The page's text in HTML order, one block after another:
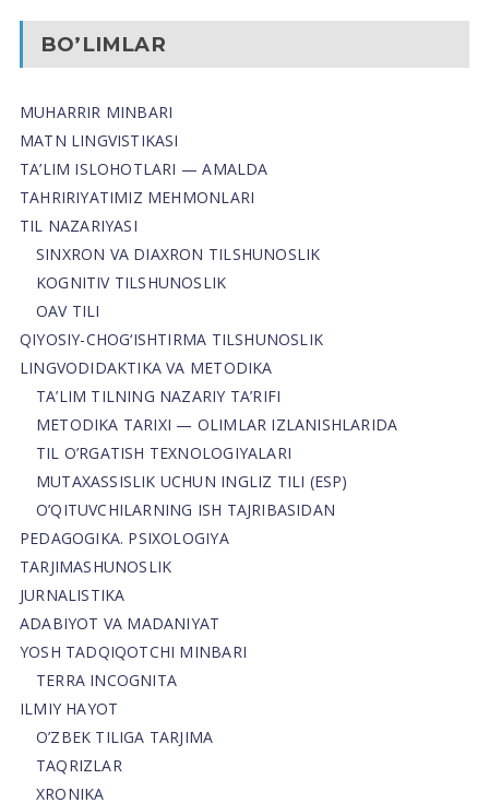
BO’LIMLAR
MUHARRIR MINBARI
MATN LINGVISTIKASI
TA’LIM ISLOHOTLARI — AMALDA
TAHRIRIYATIMIZ MEHMONLARI
TIL NAZARIYASI
SINXRON VA DIAXRON TILSHUNOSLIK
KOGNITIV TILSHUNOSLIK
OAV TILI
QIYOSIY-CHOG‘ISHTIRMA TILSHUNOSLIK
LINGVODIDAKTIKA VA METODIKA
TA’LIM TILNING NAZARIY TA’RIFI
METODIKA TARIXI — OLIMLAR IZLANISHLARIDA
TIL O’RGATISH TEXNOLOGIYALARI
MUTAXASSISLIK UCHUN INGLIZ TILI (ESP)
O’QITUVCHILARNING ISH TAJRIBASIDAN
PEDAGOGIKA. PSIXOLOGIYA
TARJIMASHUNOSLIK
JURNALISTIKA
ADABIYOT VA MADANIYAT
YOSH TADQIQOTCHI MINBARI
TERRA INCOGNITA
ILMIY HAYOT
O’ZBEK TILIGA TARJIMA
TAQRIZLAR
XRONIKA